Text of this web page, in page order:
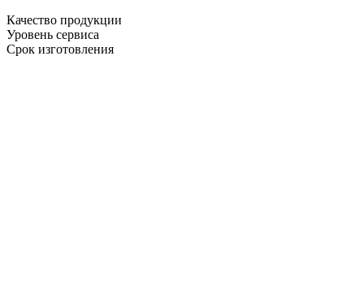
Качество продукции
Уровень сервиса
Срок изготовления